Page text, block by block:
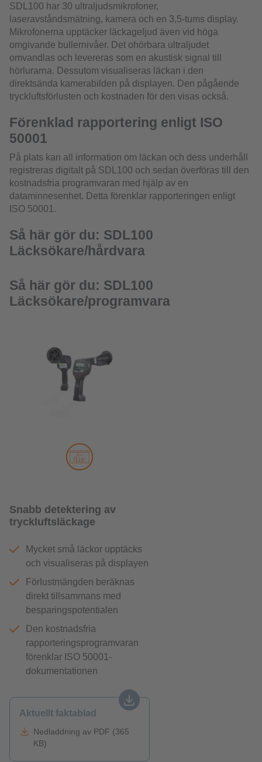
SDL100 har 30 ultraljudsmikrofoner,
laseravståndsmätning, kamera och en 3,5-tums display.
Mikrofonerna upptäcker läckageljud även vid höga
omgivande bullernivåer. Det ohörbara ultraljudet
omvandlas och levereras som en akustisk signal till
hörlurarna. Dessutom visualiseras läckan i den
direktsända kamerabilden på displayen. Den pågående
tryckluftsförlusten och kostnaden för den visas också.
Förenklad rapportering enligt ISO
50001
På plats kan all information om läckan och dess underhåll
registreras digitalt på SDL100 och sedan överföras till den
kostnadsfria programvaran med hjälp av en
dataminnesenhet. Detta förenklar rapporteringen enligt
ISO 50001.
Så här gör du: SDL100
Läcksökare/hårdvara
Så här gör du: SDL100
Läcksökare/programvara
Snabb detektering av
tryckluftsläckage
Mycket små läckor upptäcks
och visualiseras på displayen
Förlustmängden beräknas
direkt tillsammans med
besparingspotentialen
Den kostnadsfria
rapporteringsprogramvaran
förenklar ISO 50001-
dokumentationen
Aktuellt faktablad
Nedladdning av PDF (365
KB)